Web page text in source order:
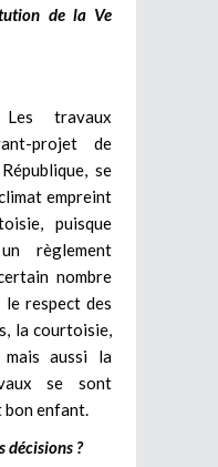
de la Ve
travaux
projet de
se
empreint
puisque
règlement
nombre
respect des
la courtoisie,
aussi la
se sont
bon enfant.
décisions ?